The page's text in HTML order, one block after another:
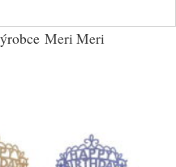
Meri Meri